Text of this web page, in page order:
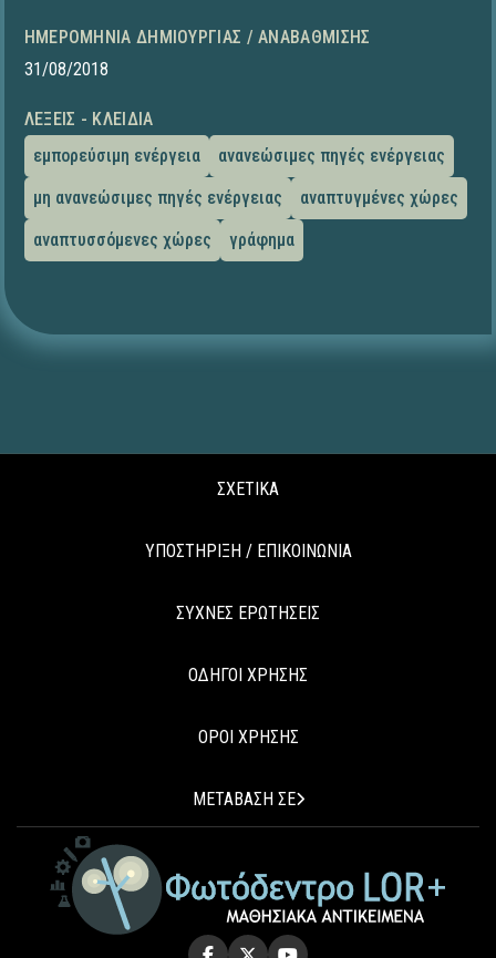
ΗΜΕΡΟΜΗΝΊΑ ΔΗΜΙΟΥΡΓΊΑΣ / ΑΝΑΒΆΘΜΙΣΗΣ
31/08/2018
ΛΈΞΕΙΣ - ΚΛΕΙΔΙΆ
εμπορεύσιμη ενέργεια
ανανεώσιμες πηγές ενέργειας
μη ανανεώσιμες πηγές ενέργειας
αναπτυγμένες χώρες
αναπτυσσόμενες χώρες
γράφημα
ΣΧΕΤΙΚΑ
ΥΠΟΣΤΗΡΙΞΗ / ΕΠΙΚΟΙΝΩΝΙΑ
ΣΥΧΝΕΣ ΕΡΩΤΗΣΕΙΣ
ΟΔΗΓΟΙ ΧΡΗΣΗΣ
ΟΡΟΙ ΧΡΗΣΗΣ
ΜΕΤΑΒΑΣΗ ΣΕ